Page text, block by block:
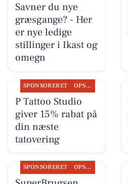
Savner du nye
græsgange? - Her
er nye ledige
stillinger i Ikast og
omegn
SPONSORERET OPSLAGSTAVLEN
P Tattoo Studio
giver 15% rabat på
din næste
tatovering
SPONSORERET OPSLAGSTAVLEN